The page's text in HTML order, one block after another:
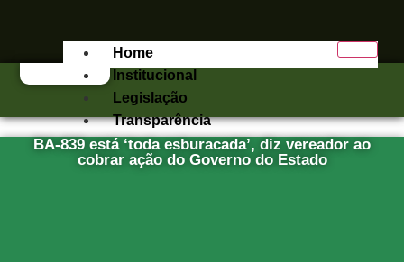
Home
Institucional
Legislação
Transparência
e-SIC
BA-839 está ‘toda esburacada’, diz vereador ao
cobrar ação do Governo do Estado